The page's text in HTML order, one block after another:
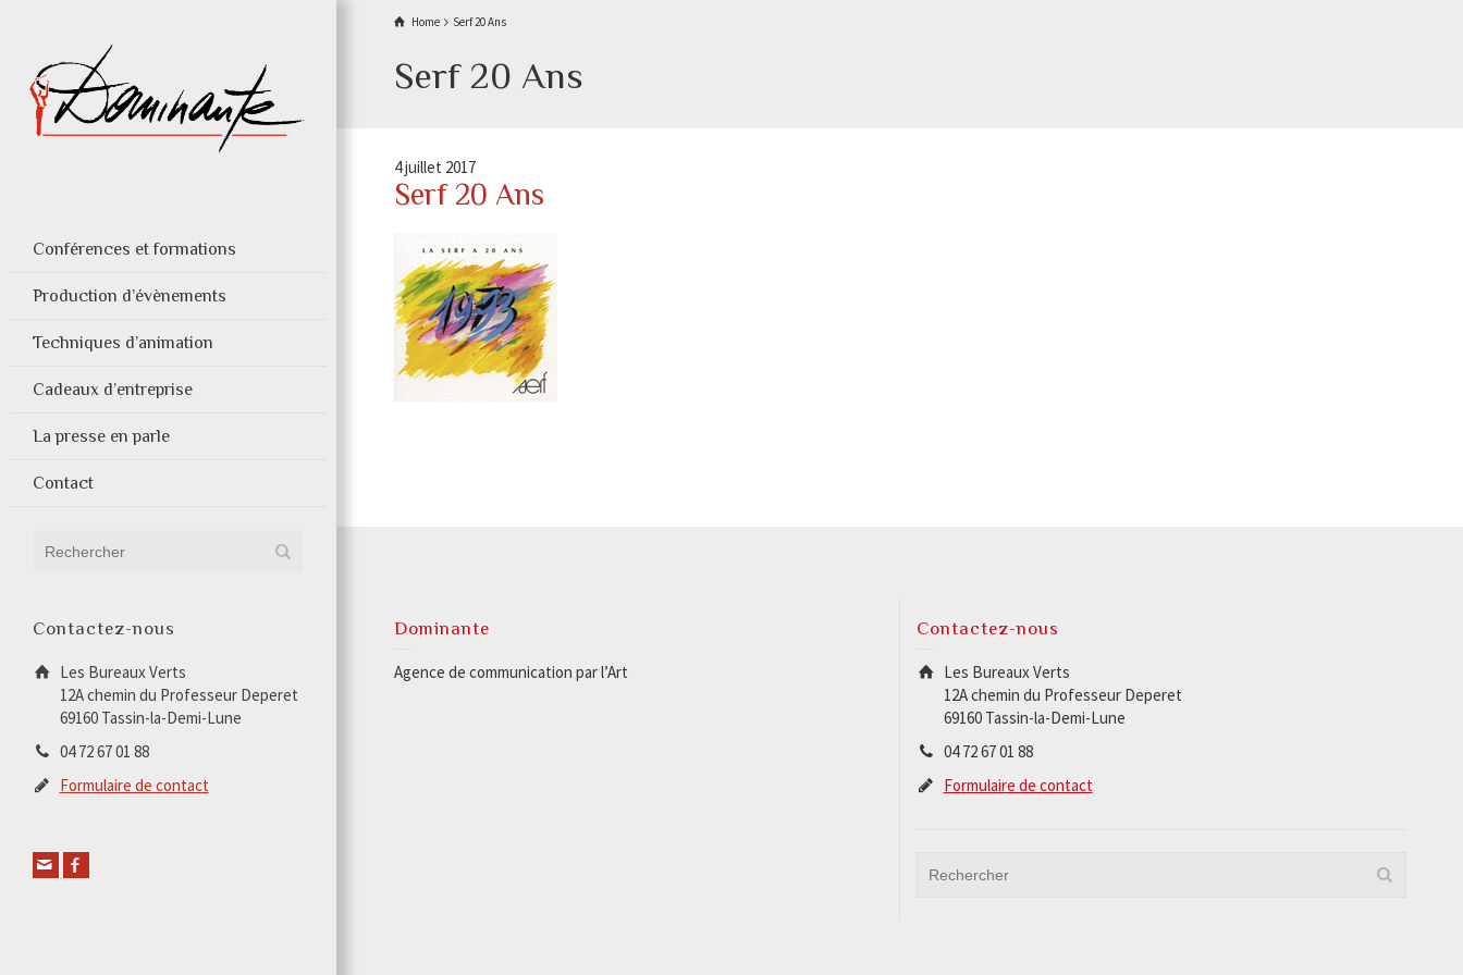
Conférences et formations
Production d’évènements
Techniques d’animation
Cadeaux d’entreprise
La presse en parle
Contact
Contactez-nous
Les Bureaux Verts
12A chemin du Professeur Deperet
69160 Tassin-la-Demi-Lune
04 72 67 01 88
Formulaire de contact
Home Serf 20 Ans
Serf 20 Ans
4 juillet 2017
Serf 20 Ans
Dominante
Agence de communication par l’Art
Contactez-nous
Les Bureaux Verts
12A chemin du Professeur Deperet
69160 Tassin-la-Demi-Lune
04 72 67 01 88
Formulaire de contact